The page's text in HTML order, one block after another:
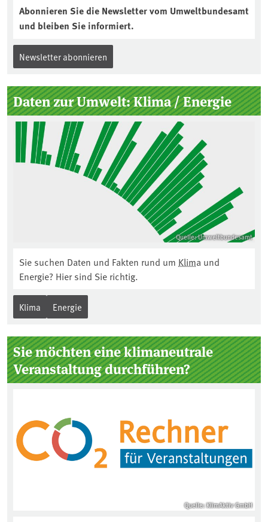
Abonnieren Sie die Newsletter vom Umweltbundesamt
und bleiben Sie informiert.
Newsletter abonnieren
Daten zur Umwelt: Klima / Energie
Quelle: Umweltbundesamt
Sie suchen Daten und Fakten rund um Klima und
Energie? Hier sind Sie richtig.
Klima Energie
Sie möchten eine klimaneutrale
Veranstaltung durchführen?
Quelle: KlimAktiv GmbH